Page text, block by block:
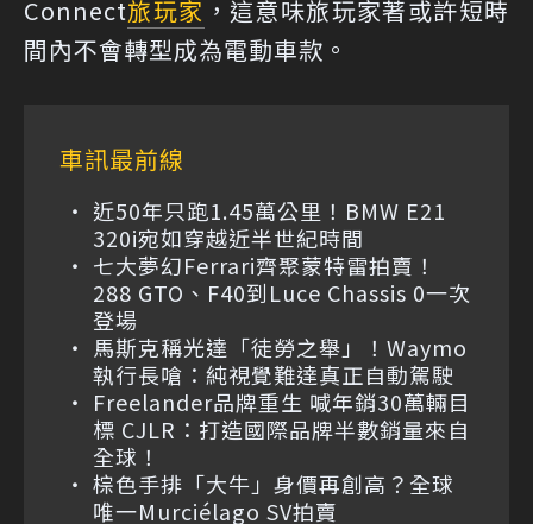
Connect旅玩家 ，這意味旅玩家著或許短時
間內不會轉型成為電動車款。
車訊最前線
近50年只跑1.45萬公里！BMW E21
320i宛如穿越近半世紀時間
七大夢幻Ferrari齊聚蒙特雷拍賣！
288 GTO、F40到Luce Chassis 0一次
登場
馬斯克稱光達「徒勞之舉」！Waymo
執行長嗆：純視覺難達真正自動駕駛
Freelander品牌重生 喊年銷30萬輛目
標 CJLR：打造國際品牌半數銷量來自
全球！
棕色手排「大牛」身價再創高？全球
唯一Murciélago SV拍賣